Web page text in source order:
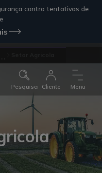
contra tentativas de
Pesquisa Cliente Menu